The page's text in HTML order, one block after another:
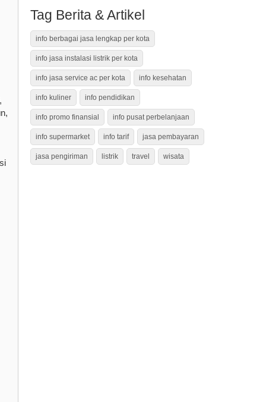
Tag Berita & Artikel
info berbagai jasa lengkap per kota
info jasa instalasi listrik per kota
info jasa service ac per kota info kesehatan
info kuliner info pendidikan
info promo finansial info pusat perbelanjaan
info supermarket info tarif jasa pembayaran
jasa pengiriman listrik travel wisata